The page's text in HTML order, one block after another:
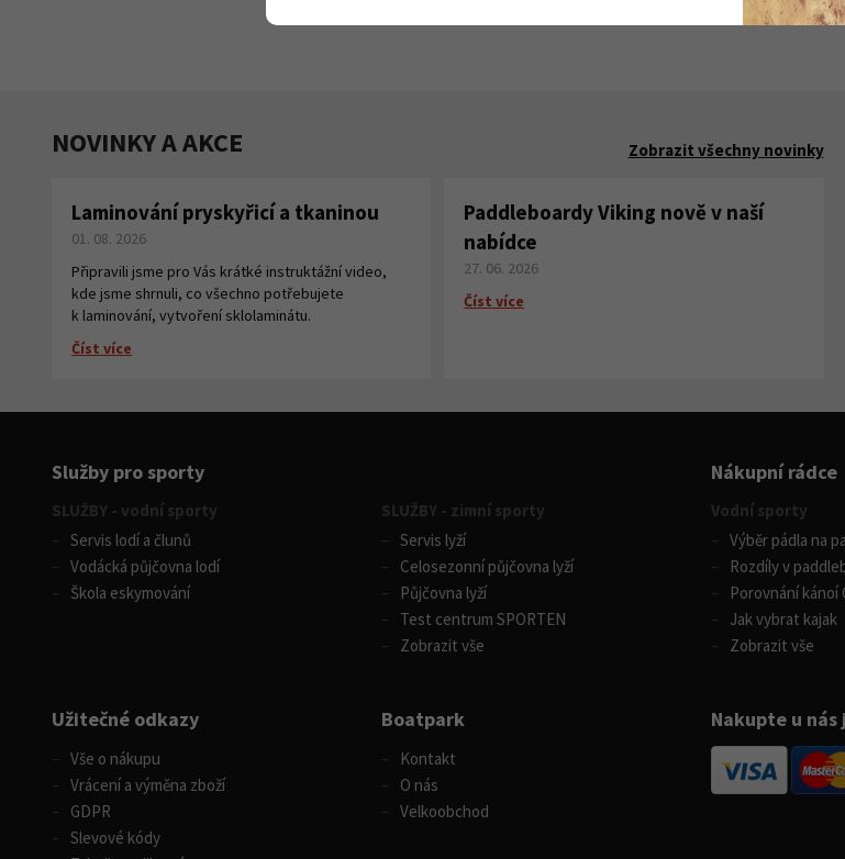
NOVINKY A AKCE Zobrazit všechny novinky
Laminování pryskyřicí a tkaninou
01. 08. 2026
Připravili jsme pro Vás krátké instruktážní video,
kde jsme shrnuli, co všechno potřebujete
k laminování, vytvoření sklolaminátu.
Číst více
Paddleboardy Viking nově v naší
nabídce
27. 06. 2026
Číst více
Služby pro sporty
SLUŽBY - vodní sporty
Servis lodí a člunů
Vodácká půjčovna lodí
Škola eskymování
SLUŽBY - zimní sporty
Servis lyží
Celosezonní půjčovna lyží
Půjčovna lyží
Test centrum SPORTEN
Zobrazit vše
Nákupní rádce
Vodní sporty
Výběr pádla na
Rozdíly v
Porovnání kánoí
Jak vybrat kajak
Zobrazit vše
Užitečné odkazy
Vše o nákupu
Vrácení a výměna zboží
GDPR
Slevové kódy
Boatpark
Kontakt
O nás
Velkoobchod
Nakupte u nás